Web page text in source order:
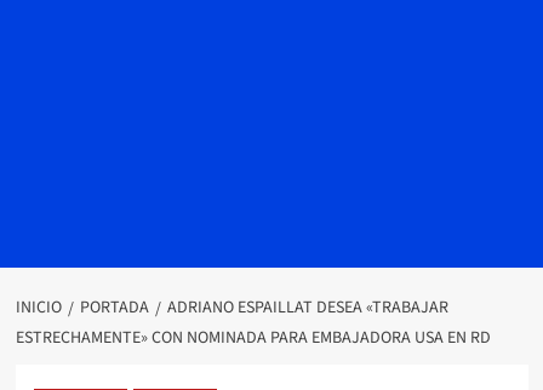
INICIO PORTADA
ADRIANO ESPAILLAT DESEA «TRABAJAR
ESTRECHAMENTE» CON NOMINADA PARA EMBAJADORA USA EN RD